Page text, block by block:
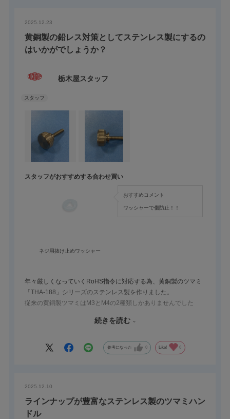
2025.12.23
黄銅製の鉛レス対策としてステンレス製にするの
はいかがでしょうか？
栃木屋スタッフ
スタッフがおすすめする合わせ買い
ネジ用抜け止めワッシャー
おすすめコメント
ワッシャーで傷防止！！
年々厳しくなっていくRoHS指令に対応する為、黄銅製のツマミ
「THA-188」シリーズのステンレス製を作りました。
従来の黄銅製ツマミはM3とM4の2種類しかありませんでした
プラスやマイナス溝のない、スタイリッシュさも兼ねそろえてお
雄ねじ（型番の末尾が『N』）と雌ねじ（型番の末尾が『T』）を
セットで使用することにより、表裏を同じ見た目にもできます。
続きを読む
参考になった 0 Like! 0
2025.12.10
ラインナップが豊富なステンレス製のツマミハン
ドル